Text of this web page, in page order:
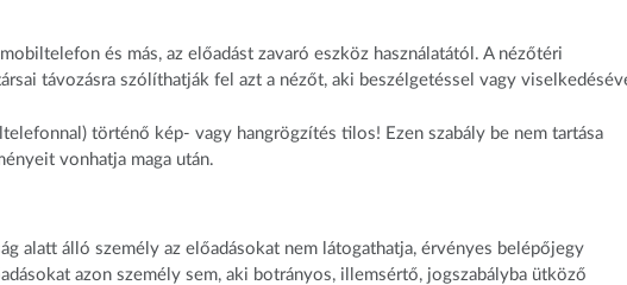
és más, az előadást zavaró eszköz használatától. A nézőtéri
távozásra szólíthatják fel azt a nézőt, aki beszélgetéssel vagy
történő kép- vagy hangrögzítés tilos! Ezen szabály be nem tartása
vonhatja maga után.
alatt álló személy az előadásokat nem látogathatja, érvényes belépőjegy
azon személy sem, aki botrányos, illemsértő, jogszabályba ütköző